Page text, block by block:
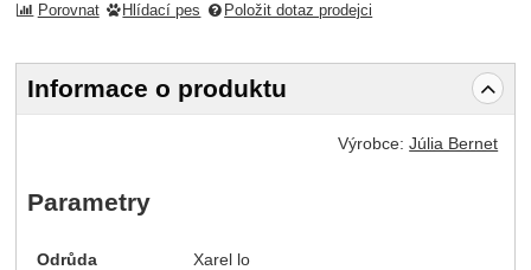
Porovnat Hlídací pes Položit dotaz prodejci
Informace o produktu
Výrobce:Júlia Bernet
Parametry
Odrůda Xarel lo